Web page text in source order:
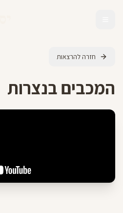
חזרה להרצאות
המכבים בנצרות